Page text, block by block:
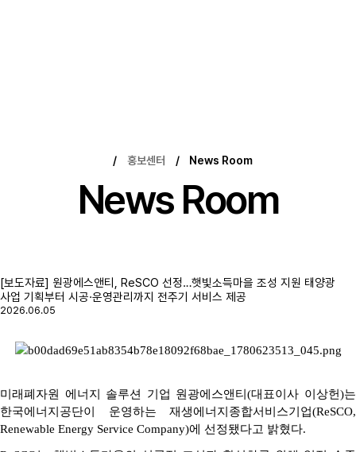
/ 홍보센터 / News Room
News Room
[보도자료] 원광에스앤티, ReSCO 선정…햇빛소득마을 조성 지원 태양광
사업 기획부터 시공·운영관리까지 전주기 서비스 제공
2026.06.05
미 래폐자원 에너지 솔루션 기업 원광에스앤티(대표이사 이상헌)는
한국에너지공단이 운영하는 재생에너지종합서비스기업(ReSCO,
Renewable Energy Service Company)에 선정됐다고 밝혔다.